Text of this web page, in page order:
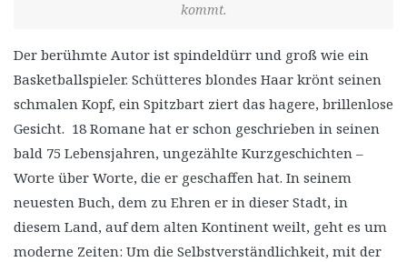
kommt.
Der berühmte Autor ist spindeldürr und groß wie ein
Basketballspieler. Schütteres blondes Haar krönt seinen
schmalen Kopf, ein Spitzbart ziert das hagere, brillenlose
Gesicht. 18 Romane hat er schon geschrieben in seinen
bald 75 Lebensjahren, ungezählte Kurzgeschichten –
Worte über Worte, die er geschaffen hat. In seinem
neuesten Buch, dem zu Ehren er in dieser Stadt, in
diesem Land, auf dem alten Kontinent weilt, geht es um
moderne Zeiten: Um die Selbstverständlichkeit, mit der